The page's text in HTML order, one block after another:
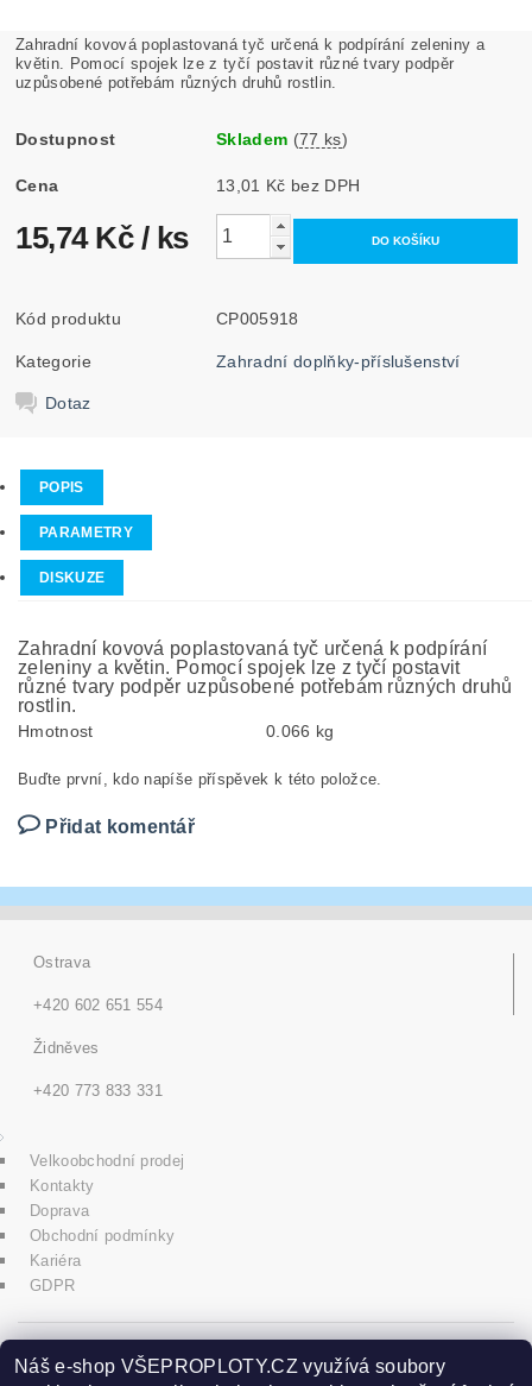
Zahradní kovová poplastovaná tyč určená k podpírání zeleniny a
květin. Pomocí spojek lze z tyčí postavit různé tvary podpěr
uzpůsobené potřebám různých druhů rostlin.
Dostupnost Skladem (77 ks)
Cena 13,01 Kč bez DPH
15,74 Kč / ks
Kód produktu CP005918
Kategorie Zahradní doplňky-příslušenství
Dotaz
POPIS
PARAMETRY
DISKUZE
Zahradní kovová poplastovaná tyč určená k podpírání
zeleniny a květin. Pomocí spojek lze z tyčí postavit
různé tvary podpěr uzpůsobené potřebám různých druhů
rostlin.
Hmotnost 0.066 kg
Buďte první, kdo napíše příspěvek k této položce.
Přidat komentář
Ostrava
+420 602 651 554
Židněves
+420 773 833 331
Velkoobchodní prodej
Kontakty
Doprava
Obchodní podmínky
Kariéra
GDPR
icons8.com
Náš e-shop VŠEPROPLOTY.CZ využívá soubory